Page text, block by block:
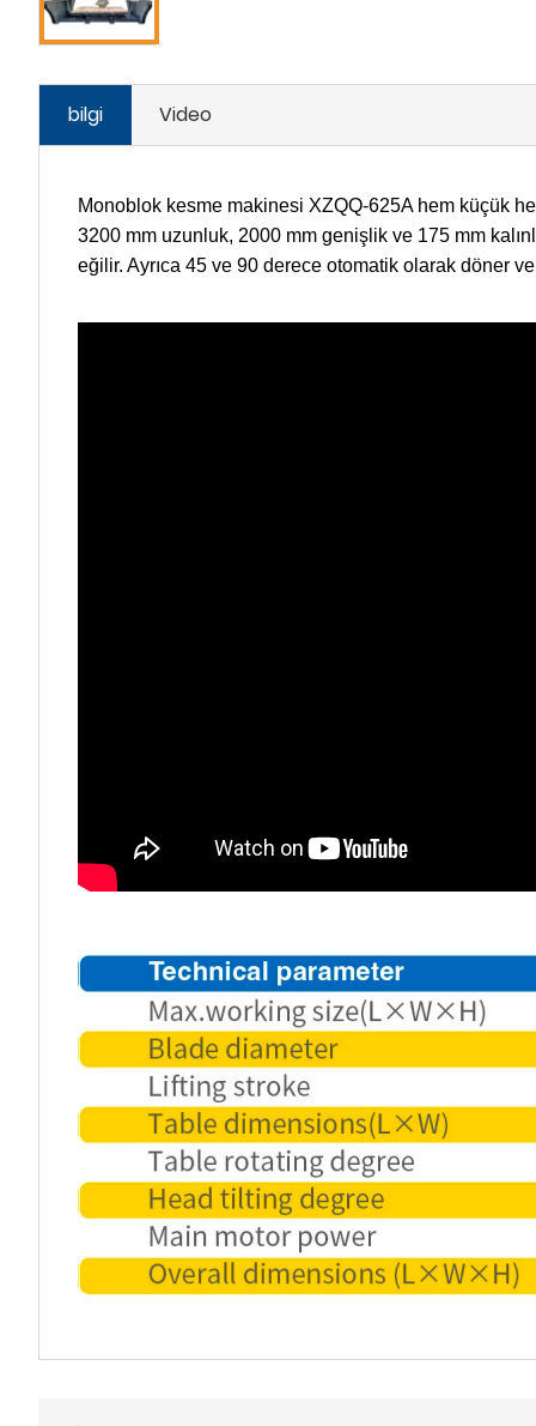
bilgi Video
Monoblok kesme makinesi XZQQ-625A hem küçük
3200 mm uzunluk, 2000 mm genişlik ve 175 mm
eğilir. Ayrıca 45 ve 90 derece otomatik olarak döner